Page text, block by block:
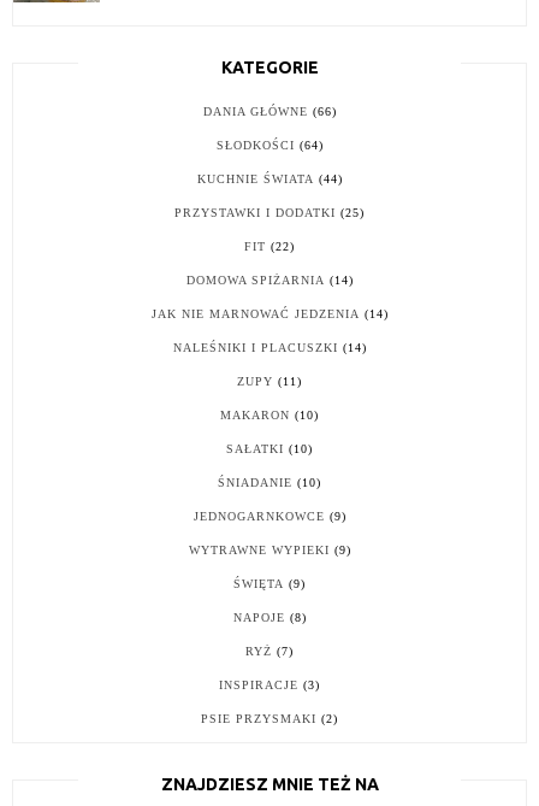
KATEGORIE
DANIA GŁÓWNE (66)
SŁODKOŚCI (64)
KUCHNIE ŚWIATA (44)
PRZYSTAWKI I DODATKI (25)
FIT (22)
DOMOWA SPIŻARNIA (14)
JAK NIE MARNOWAĆ JEDZENIA (14)
NALEŚNIKI I PLACUSZKI (14)
ZUPY (11)
MAKARON (10)
SAŁATKI (10)
ŚNIADANIE (10)
JEDNOGARNKOWCE (9)
WYTRAWNE WYPIEKI (9)
ŚWIĘTA (9)
NAPOJE (8)
RYŻ (7)
INSPIRACJE (3)
PSIE PRZYSMAKI (2)
ZNAJDZIESZ MNIE TEŻ NA